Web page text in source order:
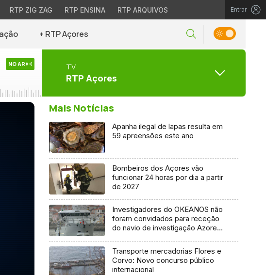
RTP ZIG ZAG RTP ENSINA RTP ARQUIVOS Entrar
+ RTP Açores
NO AR TV
RTP Açores
Mais Notícias
Apanha ilegal de lapas resulta em
59 apreensões este ano
Bombeiros dos Açores vão
funcionar 24 horas por dia a partir
de 2027
Investigadores do OKEANOS não
foram convidados para receção
do navio de investigação Azores
Transporte mercadorias Flores e
Corvo: Novo concurso público
internacional